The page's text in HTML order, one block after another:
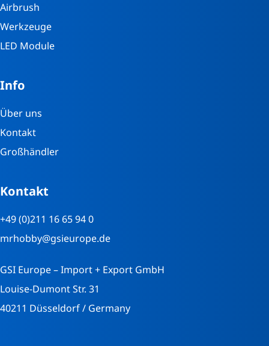
Airbrush
Werkzeuge
LED Module
Info
Über uns
Kontakt
Großhändler
Kontakt
+49 (0)211 16 65 94 0
mrhobby@gsieurope.de
GSI Europe – Import + Export GmbH
Louise-Dumont Str. 31
40211 Düsseldorf / Germany